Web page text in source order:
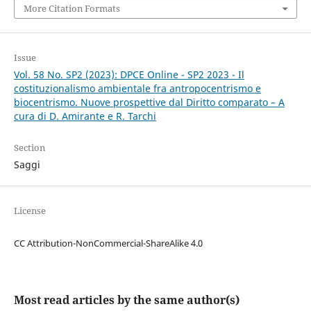
More Citation Formats
Issue
Vol. 58 No. SP2 (2023): DPCE Online - SP2 2023 - Il
costituzionalismo ambientale fra antropocentrismo e
biocentrismo. Nuove prospettive dal Diritto comparato – A
cura di D. Amirante e R. Tarchi
Section
Saggi
License
CC Attribution-NonCommercial-ShareAlike 4.0
Most read articles by the same author(s)